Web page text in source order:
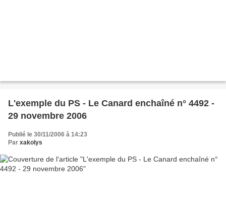
L'exemple du PS - Le Canard enchaîné n° 4492 -
29 novembre 2006
Publié le 30/11/2006 à 14:23
Par xakolys